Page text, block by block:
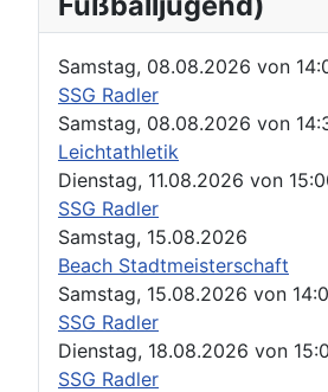
Samstag, 08.08.2026 von
SSG Radler
Samstag, 08.08.2026 von
Leichtathletik
Dienstag, 11.08.2026 von
SSG Radler
Samstag, 15.08.2026
Beach Stadtmeisterschaft
Samstag, 15.08.2026 von
SSG Radler
Dienstag, 18.08.2026 von
SSG Radler